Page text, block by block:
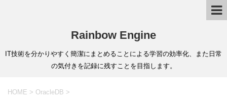
Rainbow Engine
IT技術を分かりやすく簡潔にまとめることによる学習の効率化、また日常
の気付きを記録に残すことを目指します。
HOME > OracleDB >